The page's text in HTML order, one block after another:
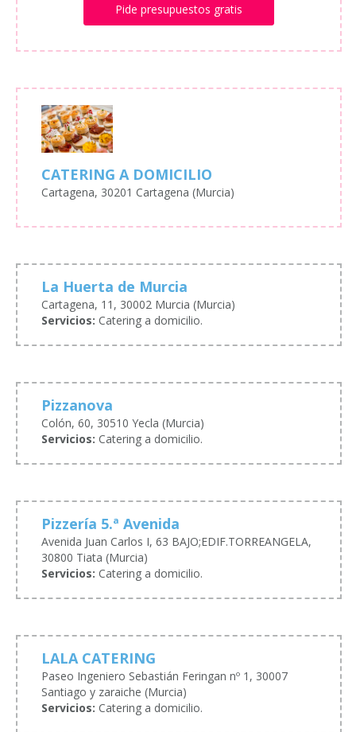
Pide presupuestos gratis
CATERING A DOMICILIO
Cartagena, 30201 Cartagena (Murcia)
La Huerta de Murcia
Cartagena, 11, 30002 Murcia (Murcia)
Servicios: Catering a domicilio.
Pizzanova
Colón, 60, 30510 Yecla (Murcia)
Servicios: Catering a domicilio.
Pizzería 5.ª Avenida
Avenida Juan Carlos I, 63 BAJO;EDIF.TORREANGELA,
30800 Tiata (Murcia)
Servicios: Catering a domicilio.
LALA CATERING
Paseo Ingeniero Sebastián Feringan nº 1, 30007
Santiago y zaraiche (Murcia)
Servicios: Catering a domicilio.